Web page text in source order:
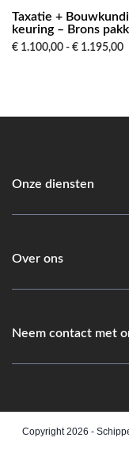
Taxatie +
keuring – Brons
€ 1.100,00 - € 1.195,00
Onze diensten
Over ons
Neem contact met
Copyright 2026 -